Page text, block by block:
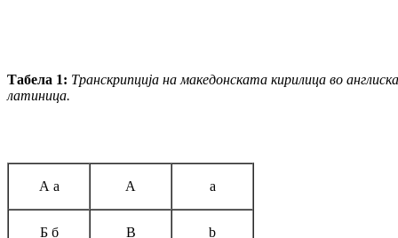
Табела 1: Транскрипција на македонската кирилица во англиска
латиница.
А а А а
Б б В b